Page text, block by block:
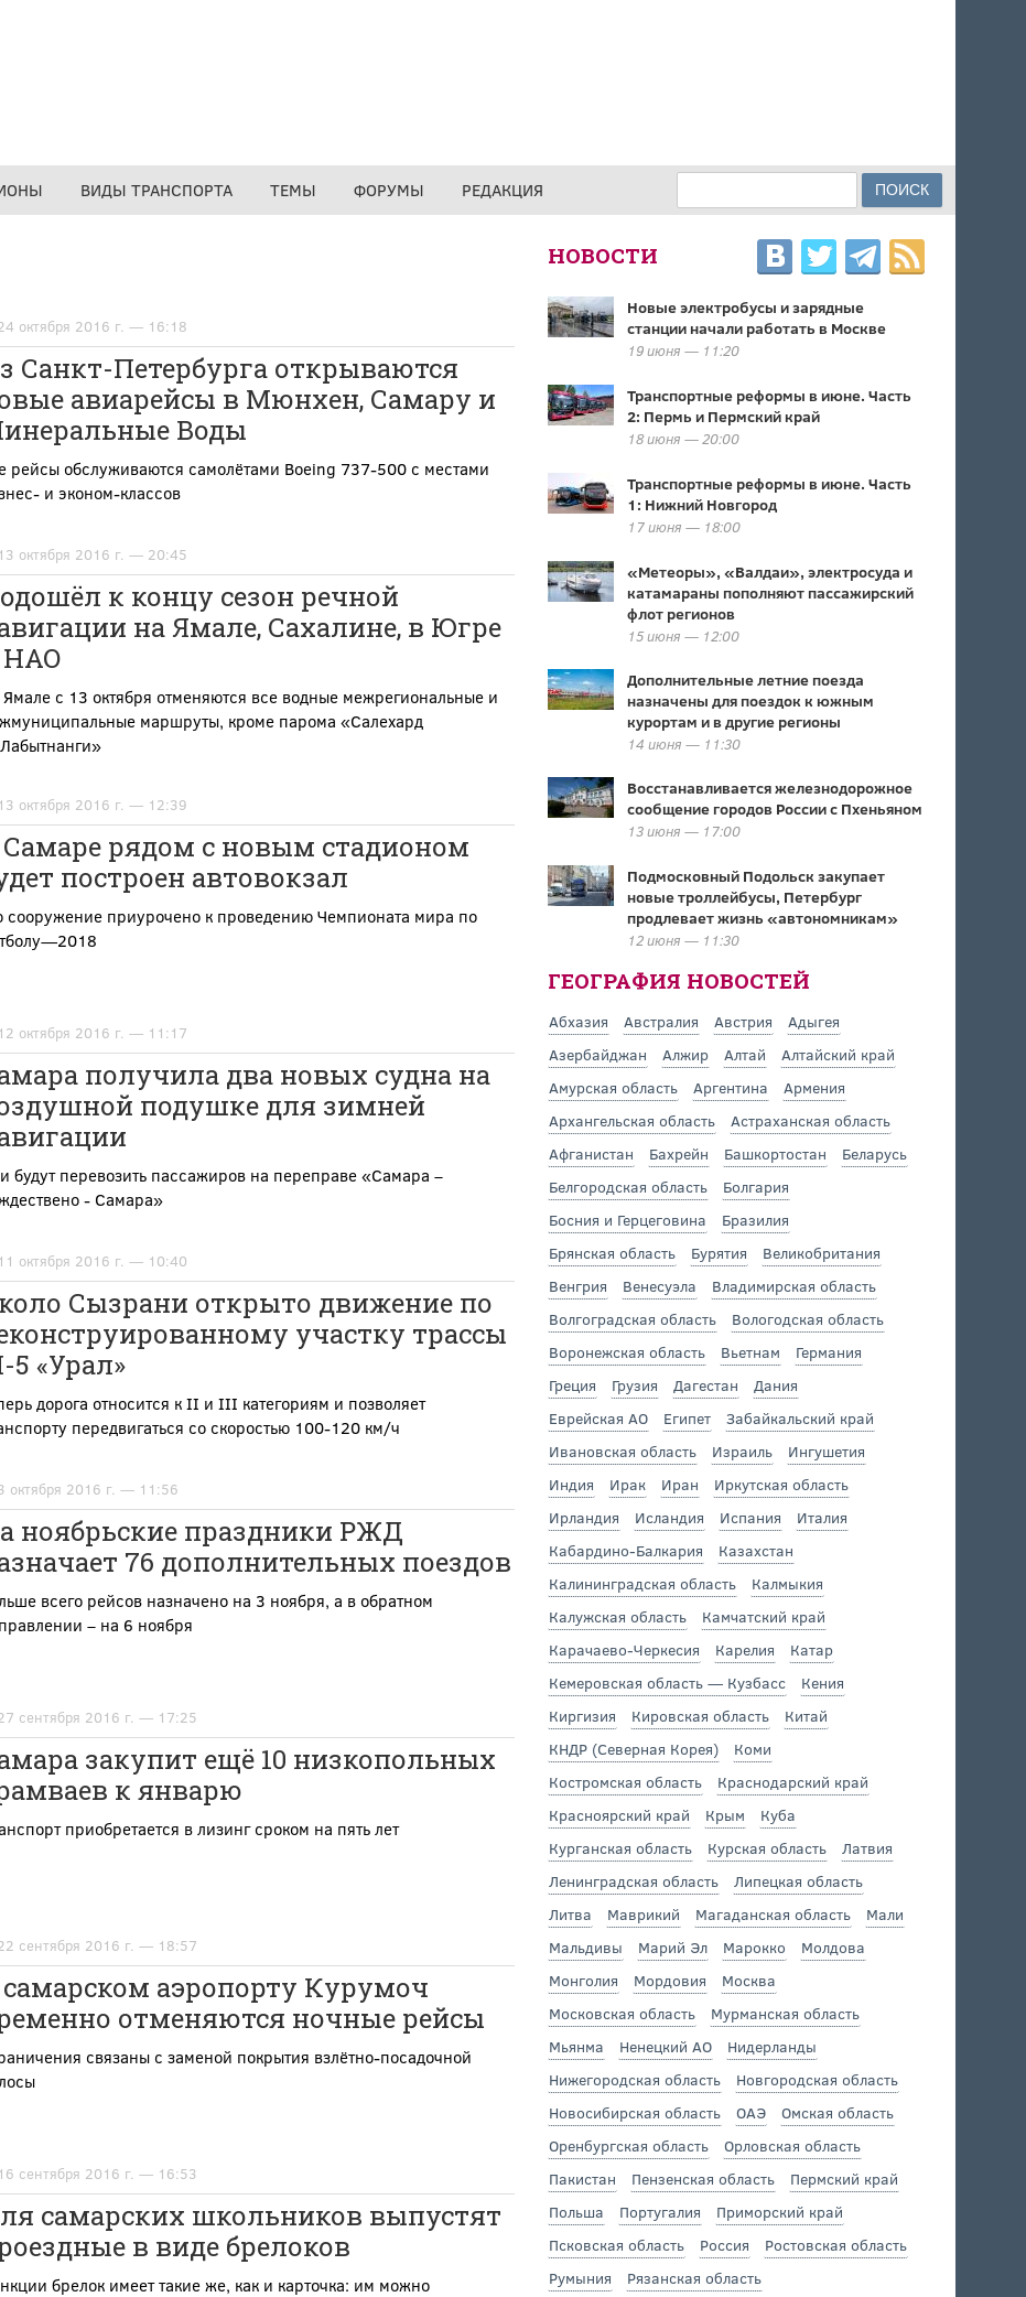
ВИДЫ ТРАНСПОРТА ТЕМЫ ФОРУМЫ РЕДАКЦИЯ ФОРМА ПОИСКА
октября 2016 г. — 16:18
Санкт-Петербурга открываются
авиарейсы в Мюнхен, Самару и
Воды
рейсы обслуживаются самолётами Boeing 737-500 с местами
и эконом-классов
13 октября 2016 г. — 20:45
к концу сезон речной
на Ямале, Сахалине, в Югре
НАО
с 13 октября отменяются все водные межрегиональные и
маршруты, кроме парома «Салехард
13 октября 2016 г. — 12:39
рядом с новым стадионом
построен автовокзал
сооружение приурочено к проведению Чемпионата мира по
2018
12 октября 2016 г. — 11:17
получила два новых судна на
подушке для зимней
будут перевозить пассажиров на переправе «Самара –
- Самара»
11 октября 2016 г. — 10:40
Сызрани открыто движение по
участку трассы
«Урал»
дорога относится к II и III категориям и позволяет
передвигаться со скоростью 100-120 км/ч
октября 2016 г. — 11:56
ноябрьские праздники РЖД
76 дополнительных поездов
всего рейсов назначено на 3 ноября, а в обратном
– на 6 ноября
сентября 2016 г. — 17:25
закупит ещё 10 низкопольных
к январю
приобретается в лизинг сроком на пять лет
сентября 2016 г. — 18:57
аэропорту Курумоч
отменяются ночные рейсы
связаны с заменой покрытия взлётно-посадочной
16 сентября 2016 г. — 16:53
самарских школьников выпустят
в виде брелоков
брелок имеет такие же, как и карточка: им можно
НОВОСТИ
Новые электробусы и зарядные
станции начали работать в Москве
19 июня — 11:20
Транспортные реформы в июне. Часть
2: Пермь и Пермский край
18 июня — 20:00
Транспортные реформы в июне. Часть
1: Нижний Новгород
17 июня — 18:00
«Метеоры», «Валдаи», электросуда и
катамараны пополняют пассажирский
флот регионов
15 июня — 12:00
Дополнительные летние поезда
назначены для поездок к южным
курортам и в другие регионы
14 июня — 11:30
Восстанавливается железнодорожное
сообщение городов России с Пхеньяном
13 июня — 17:00
Подмосковный Подольск закупает
новые троллейбусы, Петербург
продлевает жизнь «автономникам»
12 июня — 11:30
ГЕОГРАФИЯ НОВОСТЕЙ
Абхазия Австралия Австрия
Адыгея
Азербайджан
Алжир Алтай
Алтайский край
Амурская область
Аргентина
Армения
Архангельская область
Астраханская область
Афганистан
Бахрейн Башкортостан
Беларусь
Белгородская область
Болгария
Босния и Герцеговина
Бразилия
Брянская область
Бурятия
Великобритания
Венгрия
Венесуэла
Владимирская область
Волгоградская область
Вологодская область
Воронежская область
Вьетнам
Германия
Греция
Грузия Дагестан
Дания
Еврейская АО
Египет
Забайкальский край
Ивановская область
Израиль
Ингушетия
Индия
Ирак Иран
Иркутская область
Ирландия
Исландия Испания
Италия
Кабардино-Балкария
Казахстан
Калининградская область
Калмыкия
Калужская область
Камчатский край
Карачаево-Черкесия
Карелия
Катар
Кемеровская область — Кузбасс
Кения
Киргизия
Кировская область
Китай
КНДР (Северная Корея)
Коми
Костромская область
Краснодарский край
Красноярский край
Крым
Куба
Курганская область
Курская область
Латвия
Ленинградская область
Липецкая область
Литва
Маврикий Магаданская область
Мали
Мальдивы
Марий Эл Марокко
Молдова
Монголия
Мордовия
Москва
Московская область
Мурманская область
Мьянма
Ненецкий АО
Нидерланды
Нижегородская область
Новгородская область
Новосибирская область
ОАЭ
Омская область
Оренбургская область
Орловская область
Пакистан
Пензенская область
Пермский край
Польша
Португалия
Приморский край
Псковская область
Россия
Ростовская область
Румыния
Рязанская область